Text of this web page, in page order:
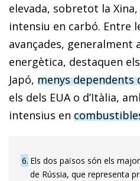
elevada, sobretot la
intensiu en carbó. Entre
avançades,
energètica, destaquen
Japó, menys dependents
els dels EUA o d’Itàlia,
intensius en
6 Els dos països són els
de Rússia, que representa